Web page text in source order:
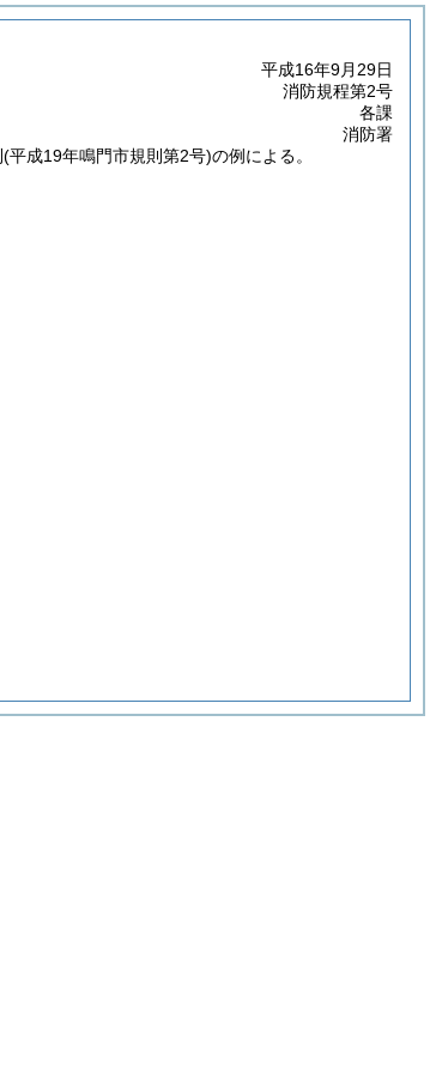
平成16年9月29日
消防規程第2号
各課
消防署
(平成19年鳴門市規則第2号)の例による。